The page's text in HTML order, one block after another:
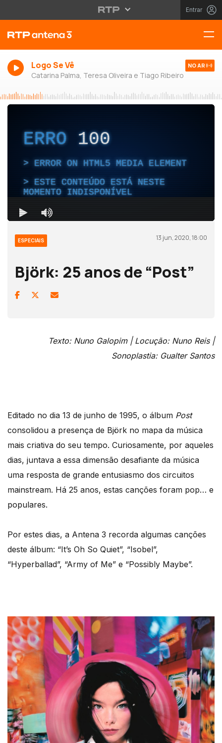
Entrar
Logo Se Vê
Catarina Palma, Teresa Oliveira e Tiago Ribeiro
NO AR
ESPECIAIS 13 jun, 2020, 18:00
Björk: 25 anos de “Post”
Texto: Nuno Galopim |Locução: Nuno Reis |
Sonoplastia: Gualter Santos
Editado no dia 13 de junho de 1995, o álbum Post
consolidou a presença de Björk no mapa da música
mais criativa do seu tempo. Curiosamente, por aqueles
dias, juntava a essa dimensão desafiante da música
uma resposta de grande entusiasmo dos circuitos
mainstream. Há 25 anos, estas canções foram pop… e
populares.
Por estes dias, a Antena 3 recorda algumas canções
deste álbum: “It’s Oh So Quiet”, “Isobel”,
“Hyperballad”, “Army of Me” e “Possibly Maybe”.